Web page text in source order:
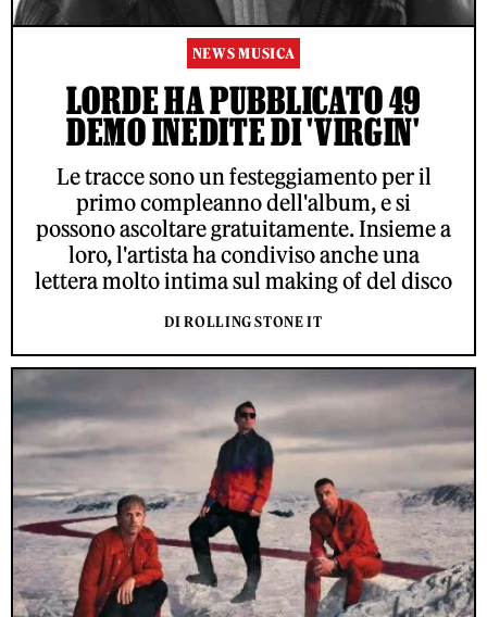
NEWS MUSICA
LORDE HA PUBBLICATO 49
DEMO INEDITE DI 'VIRGIN'
Le tracce sono un festeggiamento per il
primo compleanno dell'album, e si
possono ascoltare gratuitamente. Insieme a
loro, l'artista ha condiviso anche una
lettera molto intima sul making of del disco
DI ROLLING STONE IT